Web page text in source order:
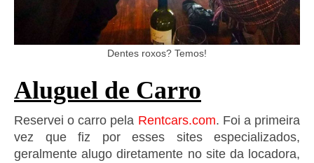
Dentes roxos? Temos!
Aluguel de Carro
Reservei o carro pela Rentcars.com. Foi a primeira
vez que fiz por esses sites especializados,
geralmente alugo diretamente no site da locadora,